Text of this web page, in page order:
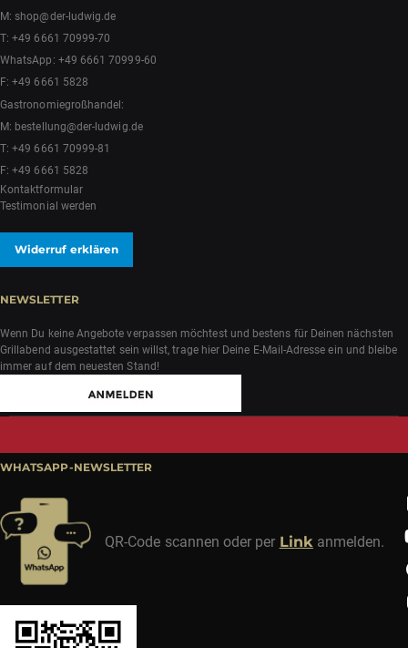
M:shop@der-ludwig.de
T:+49 6661 70999-70
WhatsApp: +49 6661 70999-60
F: +49 6661 5828
Gastronomiegroßhandel:
M: bestellung@der-ludwig.de
T:+49 6661 70999-81
F: +49 6661 5828
Kontaktformular
Testimonial werden
Widerruf erklären
NEWSLETTER
Wenn Du keine Angebote verpassen möchtest und bestens für Deinen nächsten
Grillabend ausgestattet sein willst, trage hier Deine E-Mail-Adresse ein und bleibe
immer auf dem neuesten Stand!
WHATSAPP-NEWSLETTER
QR-Code scannen oder per Linkanmelden.